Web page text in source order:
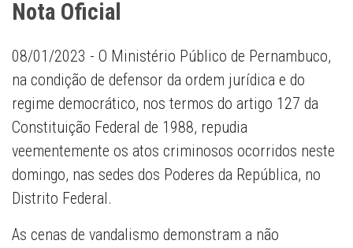
Nota Oficial
08/01/2023 - O Ministério Público de Pernambuco,
na condição de defensor da ordem jurídica e do
regime democrático, nos termos do artigo 127 da
Constituição Federal de 1988, repudia
veementemente os atos criminosos ocorridos neste
domingo, nas sedes dos Poderes da República, no
Distrito Federal.
As cenas de vandalismo demonstram a não